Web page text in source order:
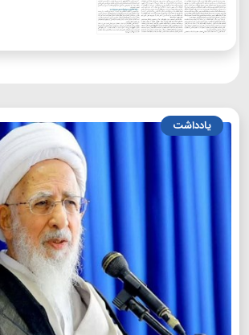
یادداشت